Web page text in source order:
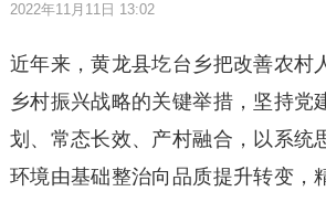
2022年11月11日 13:02
近年来，黄龙县圪台乡把改善农村
乡村振兴战略的关键举措，坚持党
划、常态长效、产村融合，以系统
环境由基础整治向品质提升转变，